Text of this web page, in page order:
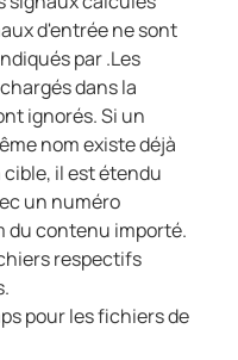
d'entrée ne sont
par.Les
dans la
ignorés.Si un
nom existe déjà
il est étendu
un numéro
du contenu importé.
respectifs
pour les fichiers de